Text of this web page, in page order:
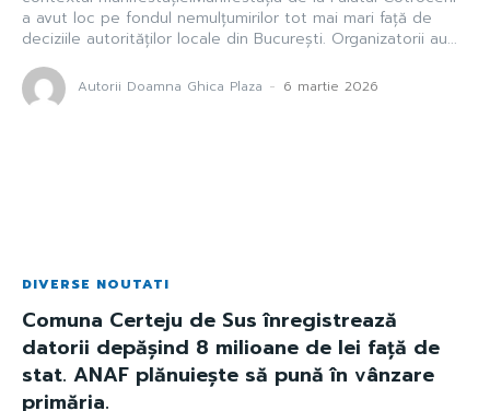
a avut loc pe fondul nemulțumirilor tot mai mari față de
deciziile autorităților locale din București. Organizatorii au...
Autorii Doamna Ghica Plaza - 6 martie 2026
DIVERSE NOUTATI
Comuna Certeju de Sus înregistrează
datorii depășind 8 milioane de lei față de
stat. ANAF plănuiește să pună în vânzare
primăria.